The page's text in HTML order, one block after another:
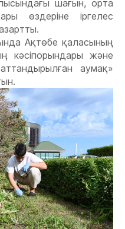
шағын, орта
өздеріне іргелес
.
Ақтөбе қаласының
кәсіпорындары және
аумақ»
.